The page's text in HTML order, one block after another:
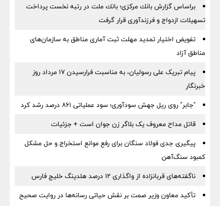
براساس گزارش بانك مركزی؛ بانك ملت در رتبه نخست پرداخت
تسهیلات ازدواج و فرزندآوری قرار گرفت
تفویض اختیار تمدید مهلت ثبت آماری مناطق به سازمان‌های
مناطق آزاد
پیام تبریک علی رسولیان، به مناسبت فرارسیدن ۱۷ مرداد روز
خبرنگار
"جابر" روی ریل جهش سودآوری؛ سود عملیاتی ۸۶۱ درصد رشد کرد
قاتل مداح معروف یک بلاگر زن جوان است + جزئیات
پیگیری جدی فولاد سنگان برای رفع موانع استخراج و حل مشکل
کمبود سنگ‌آهن
ناگفته‌های قربانزاده از واگذاری ۱۲ درصد هلدینگ خلیج فارس
تأکید معاون وزیر صمت بر نقش حیاتی رسانه‌ها در روایت صحیح